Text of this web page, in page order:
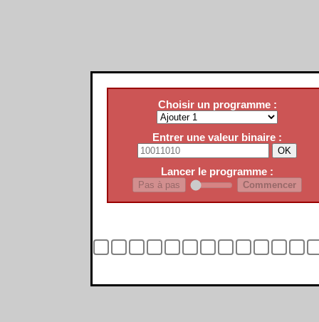
Choisir un programme :
Entrer une valeur binaire :
Lancer le programme :